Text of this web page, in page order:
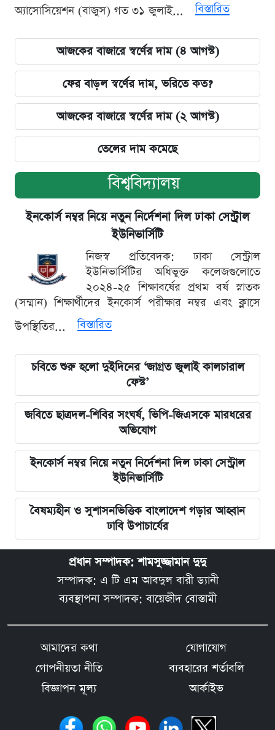
অ্যাসোসিয়েশন (বাজুস) গত ৩১ জুলাই...
বিস্তারিত
আজকের বাজারে স্বর্ণের দাম (৪ আগস্ট)
ফের বাড়ল স্বর্ণের দাম, ভরিতে কত?
আজকের বাজারে স্বর্ণের দাম (২ আগস্ট)
তেলের দাম কমেছে
বিশ্ববিদ্যালয়
ইনকোর্স নম্বর নিয়ে নতুন নির্দেশনা দিল ঢাকা সেন্ট্রাল
ইউনিভার্সিটি
নিজস্ব প্রতিবেদক: ঢাকা সেন্ট্রাল
ইউনিভার্সিটির অধিভুক্ত কলেজগুলোতে
২০২৪-২৫ শিক্ষাবর্ষের প্রথম বর্ষ স্নাতক
(সম্মান) শিক্ষার্থীদের ইনকোর্স পরীক্ষার নম্বর এবং ক্লাসে
উপস্থিতির...
বিস্তারিত
চবিতে শুরু হলো দুইদিনের ‘জাগ্রত জুলাই কালচারাল
ফেস্ট’
জবিতে ছাত্রদল-শিবির সংঘর্ষ, ভিপি-জিএসকে মারধরের
অভিযোগ
ইনকোর্স নম্বর নিয়ে নতুন নির্দেশনা দিল ঢাকা সেন্ট্রাল
ইউনিভার্সিটি
বৈষম্যহীন ও সুশাসনভিত্তিক বাংলাদেশ গড়ার আহ্বান
ঢাবি উপাচার্যের
প্রধান সম্পাদক: শামসুজ্জামান দুদু
সম্পাদক: এ টি এম আবদুল বারী ড্যানী
ব্যবস্থাপনা সম্পাদক: বায়েজীদ বোস্তামী
আমাদের কথা
যোগাযোগ
গোপনীয়তা নীতি
ব্যবহারের শর্তাবলি
বিজ্ঞাপন মূল্য
আর্কাইভ